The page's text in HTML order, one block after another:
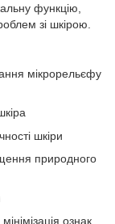
функцію,
зі шкірою.
мікрорельєфу
шкіри
природного
ознак